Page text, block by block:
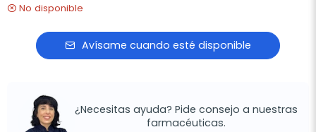
No disponible
Avísame cuando esté disponible
¿Necesitas ayuda? Pide consejo a nuestras
farmacéuticas.